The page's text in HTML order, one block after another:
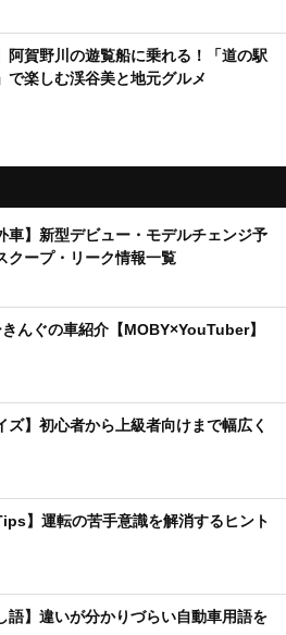
阿賀野川の遊覧船に乗れる！「道の駅
で楽しむ渓谷美と地元グルメ
車】新型デビュー・モデルチェンジ予
クープ・リーク情報一覧
んぐの車紹介【MOBY×YouTuber】
ズ】初心者から上級者向けまで幅広く
】運転の苦手意識を解消するヒント
語】違いが分かりづらい自動車用語を